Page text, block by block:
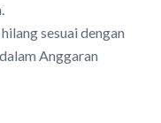
sesuai dengan
Anggaran